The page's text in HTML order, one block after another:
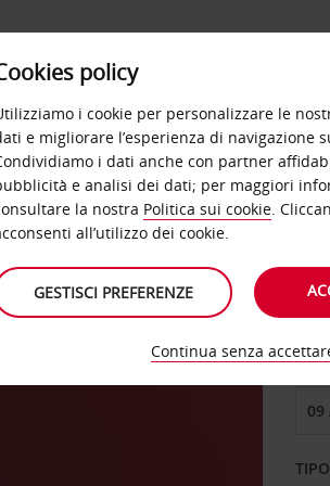
OFFERTE
DAL
policy
i cookie per personalizzare le
e migliorare l’esperienza di navigazione
i dati anche con partner
e analisi dei dati; per maggiori
la nostra Politica sui cookie.
all’utilizzo dei cookie.
GESTISCI PREFERENZE
Continua senza